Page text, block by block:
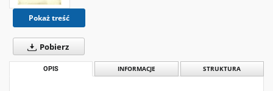
Pokaż treść
Pobierz
OPIS INFORMACJE STRUKTURA